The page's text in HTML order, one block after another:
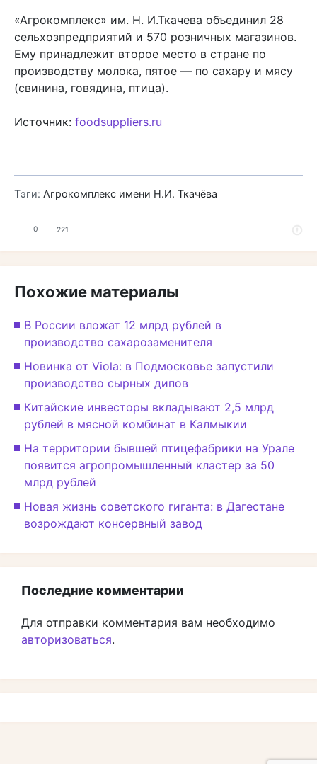
«Агрокомплекс» им. Н. И.Ткачева объединил 28
сельхозпредприятий и 570 розничных магазинов.
Ему принадлежит второе место в стране по
производству молока, пятое — по сахару и мясу
(свинина, говядина, птица).
Источник: foodsuppliers.ru
Тэги: Агрокомплекс имени Н.И. Ткачёва
0 221
Похожие материалы
В России вложат 12 млрд рублей в
производство сахарозаменителя
Новинка от Viola: в Подмосковье запустили
производство сырных дипов
Китайские инвесторы вкладывают 2,5 млрд
рублей в мясной комбинат в Калмыкии
На территории бывшей птицефабрики на Урале
появится агропромышленный кластер за 50
млрд рублей
Новая жизнь советского гиганта: в Дагестане
возрождают консервный завод
Последние комментарии
Для отправки комментария вам необходимо
авторизоваться.